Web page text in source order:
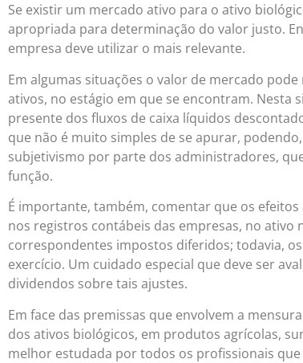
Se existir um mercado ativo para o ativo
apropriada para determinação do valor justo.
empresa deve utilizar o mais relevante.
Em algumas situações o valor de mercado
ativos, no estágio em que se encontram. Nesta
presente dos fluxos de caixa líquidos
que não é muito simples de se apurar,
subjetivismo por parte dos administradores,
função.
É importante, também, comentar que os
nos registros contábeis das empresas, no
correspondentes impostos diferidos; todavia,
exercício. Um cuidado especial que deve ser
dividendos sobre tais ajustes.
Em face das premissas que envolvem a
dos ativos biológicos, em produtos agrícolas,
melhor estudada por todos os profissionais